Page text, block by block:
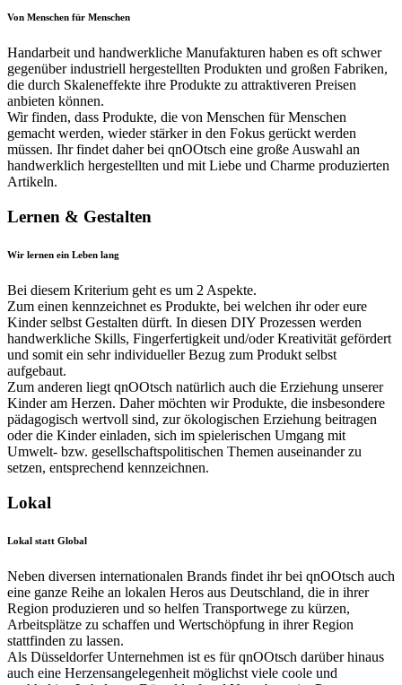
Von Menschen für Menschen
Handarbeit und handwerkliche Manufakturen haben es oft schwer
gegenüber industriell hergestellten Produkten und großen Fabriken,
die durch Skaleneffekte ihre Produkte zu attraktiveren Preisen
anbieten können.
Wir finden, dass Produkte, die von Menschen für Menschen
gemacht werden, wieder stärker in den Fokus gerückt werden
müssen. Ihr findet daher bei qnOOtsch eine große Auswahl an
handwerklich hergestellten und mit Liebe und Charme produzierten
Artikeln.
Lernen & Gestalten
Wir lernen ein Leben lang
Bei diesem Kriterium geht es um 2 Aspekte.
Zum einen kennzeichnet es Produkte, bei welchen ihr oder eure
Kinder selbst Gestalten dürft. In diesen DIY Prozessen werden
handwerkliche Skills, Fingerfertigkeit und/oder Kreativität gefördert
und somit ein sehr individueller Bezug zum Produkt selbst
aufgebaut.
Zum anderen liegt qnOOtsch natürlich auch die Erziehung unserer
Kinder am Herzen. Daher möchten wir Produkte, die insbesondere
pädagogisch wertvoll sind, zur ökologischen Erziehung beitragen
oder die Kinder einladen, sich im spielerischen Umgang mit
Umwelt- bzw. gesellschaftspolitischen Themen auseinander zu
setzen, entsprechend kennzeichnen.
Lokal
Lokal statt Global
Neben diversen internationalen Brands findet ihr bei qnOOtsch auch
eine ganze Reihe an lokalen Heros aus Deutschland, die in ihrer
Region produzieren und so helfen Transportwege zu kürzen,
Arbeitsplätze zu schaffen und Wertschöpfung in ihrer Region
stattfinden zu lassen.
Als Düsseldorfer Unternehmen ist es für qnOOtsch darüber hinaus
auch eine Herzensangelegenheit möglichst viele coole und